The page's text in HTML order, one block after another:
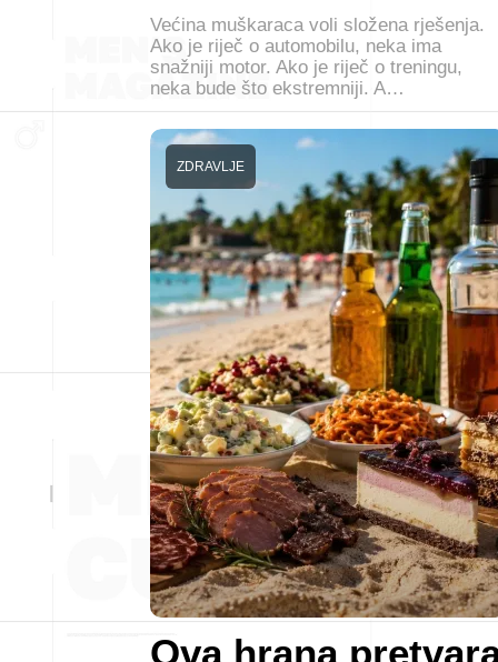
Većina muškaraca voli složena rješenja.
Ako je riječ o automobilu, neka ima
snažniji motor. Ako je riječ o treningu,
neka bude što ekstremniji. A…
Ova hrana
ZDRAVLJE